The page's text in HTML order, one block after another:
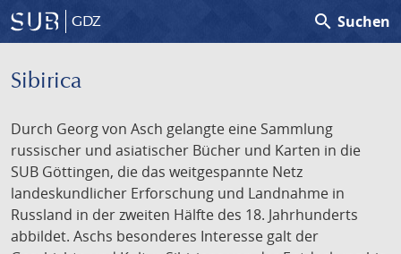
GDZ search Suchen
Sibirica
Durch Georg von Asch gelangte eine Sammlung
russischer und asiatischer Bücher und Karten in die
SUB Göttingen, die das weitgespannte Netz
landeskundlicher Erforschung und Landnahme in
Russland in der zweiten Hälfte des 18. Jahrhunderts
abbildet. Aschs besonderes Interesse galt der